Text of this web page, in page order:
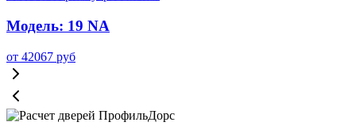
Модель: 19 NA
от 42067 руб